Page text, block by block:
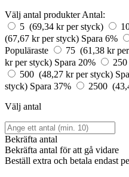
Välj antal produkter Antal:
5 (69,34 kr per styck)
(67,67 kr per styck) Spara 6%
Populäraste
75 (61,38 kr
kr per styck) Spara 20%
500 (48,27 kr per styck)
styck) Spara 37% 2500
Välj antal
Bekräfta antal
Bekräfta antal för att gå vidare
Beställ extra och betala endast